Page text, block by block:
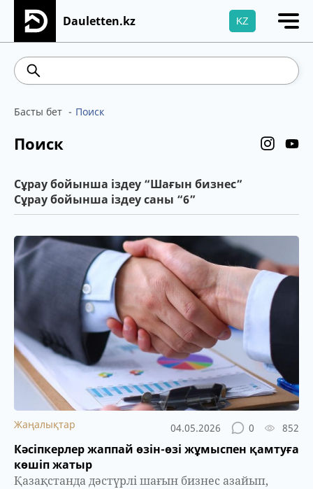
Dauletten.kz KZ
Сіздің өтінішіңіз сәтті жіберілді, Рақмет!
Басты бет Поиск
Поиск
Сұрау бойынша іздеу “Шағын бизнес”
Сұрау бойынша іздеу саны “6”
Жаңалықтар 04.05.2026 0 852
Кәсіпкерлер жаппай өзін-өзі жұмыспен қамтуға
көшіп жатыр
Қазақстанда дәстүрлі шағын бизнес азайып,